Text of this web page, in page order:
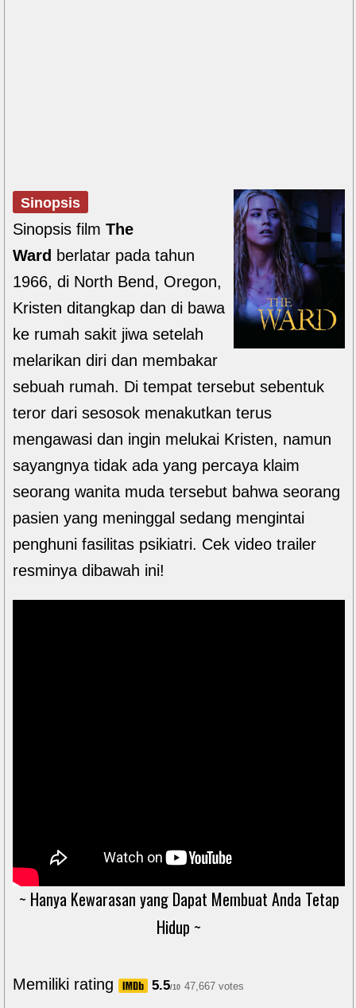
Sinopsis
Sinopsis film The
Ward berlatar pada tahun
1966, di North Bend, Oregon,
Kristen ditangkap dan di bawa
ke rumah sakit jiwa setelah
melarikan diri dan membakar
sebuah rumah. Di tempat tersebut sebentuk
teror dari sesosok menakutkan terus
mengawasi dan ingin melukai Kristen, namun
sayangnya tidak ada yang percaya klaim
seorang wanita muda tersebut bahwa seorang
pasien yang meninggal sedang mengintai
penghuni fasilitas psikiatri. Cek video trailer
resminya dibawah ini!
~ Hanya Kewarasan yang Dapat Membuat Anda Tetap
Hidup ~
Memiliki rating 5.5/10 47,667 votes